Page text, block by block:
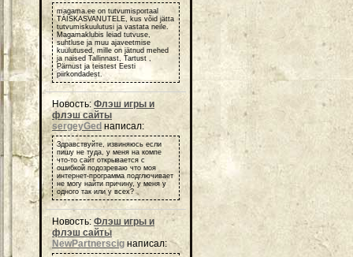
magama.ee on tutvumisportaal
TÄISKASVANUTELE, kus võid jätta
tutvumiskuulutusi ja vastata neile.
Magamaklubis leiad tutvuse,
suhtluse ja muu ajaveetmise
kuulutused, mille on jätnud mehed
ja naised Tallinnast, Tartust ,
Pärnust ja teistest Eesti
piirkondadest.
Новость: Флэш игры и
флэш сайты
sergeyGed написал:
Здравствуйте, извиняюсь если
пишу не туда, у меня на компе
что-то сайт открывается с
ошибкой подозреваю что моя
интернет-программа подглючивает
не могу найти причину, у меня у
одного так или у всех?
Новость: Флэш игры и
флэш сайты
NewPartnerscig написал: